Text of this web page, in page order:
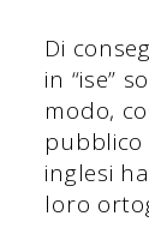
Di
in “ise”
modo,
pubblico
inglesi
loro